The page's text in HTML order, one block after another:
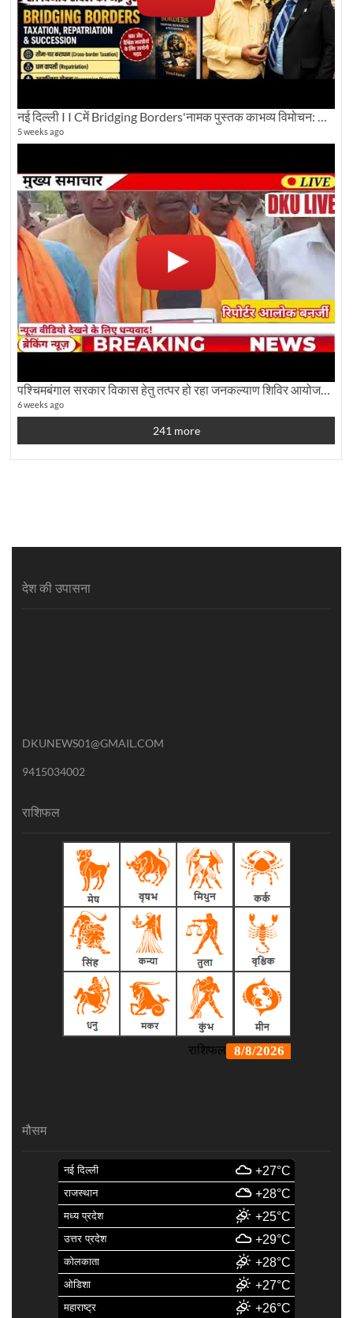
5 weeks ago
पश्चिमबंगाल सरकार विकास हेतु तत्पर हो रहा जनकल्याण शिविर आयोजन:कृषि मंत्री दूध कुमार मंडल से बातचीत
6 weeks ago
241 more
देश की उपासना
DKUNEWS01@GMAIL.COM
9415034002
राशिफल
मौसम
नई दिल्ली +27°C
राजस्थान +28°C
मध्य प्रदेश +25°C
उत्तर प्रदेश +29°C
कोलकाता +28°C
ओडिशा +27°C
महाराष्ट्र +26°C